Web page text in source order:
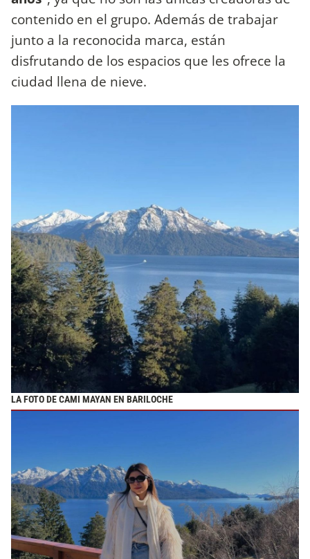
contenido en el grupo. Además de trabajar
junto a la reconocida marca, están
disfrutando de los espacios que les ofrece la
ciudad llena de nieve.
LA FOTO DE CAMI MAYAN EN BARILOCHE